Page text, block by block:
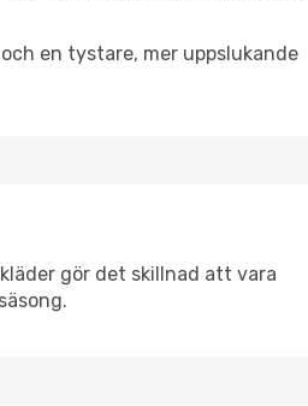
en tystare, mer uppslukande
gör det skillnad att vara